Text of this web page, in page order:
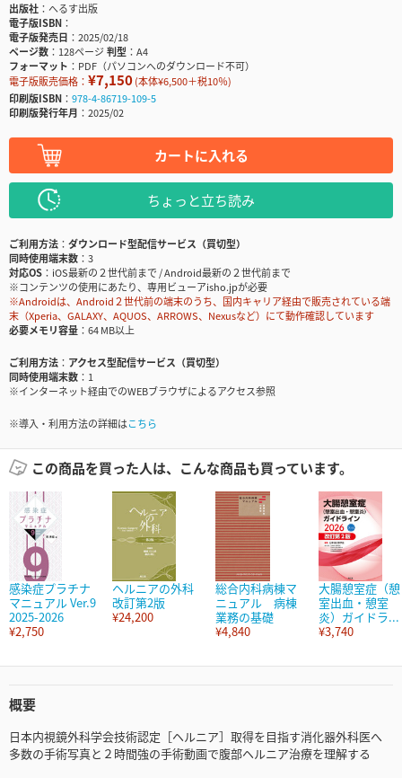
出版社
へるす出版
電子版ISBN
電子版発売日
2025/02/18
ページ数
128ページ判型
A4
フォーマット
PDF（パソコンへのダウンロード不可）
電子版販売価格： ¥7,150(本体¥6,500＋税10％)
印刷版ISBN
978-4-86719-109-5
印刷版発行年月
2025/02
カートに入れる
ちょっと立ち読み
ご利用方法
ダウンロード型配信サービス（買切型）
同時使用端末数
3
対応OS
iOS最新の２世代前まで / Android最新の２世代前まで
※コンテンツの使用にあたり、専用ビューアisho.jpが必要
※Androidは、Android２世代前の端末のうち、国内キャリア経由で販売されている端
末（Xperia、GALAXY、AQUOS、ARROWS、Nexusなど）にて動作確認しています
必要メモリ容量
64 MB以上
ご利用方法
アクセス型配信サービス（買切型）
同時使用端末数
1
※インターネット経由でのWEBブラウザによるアクセス参照
※導入・利用方法の詳細はこちら
この商品を買った人は、こんな商品も買っています。
感染症プラチナ
マニュアル Ver.9
2025-2026
¥2,750
ヘルニアの外科
改訂第2版
¥24,200
総合内科病棟マ
ニュアル 病棟
業務の基礎
¥4,840
大腸憩室症（憩
室出血・憩室
炎）ガイドラ...
¥3,740
概要
日本内視鏡外科学会技術認定［ヘルニア］取得を目指す消化器外科医へ
多数の手術写真と２時間強の手術動画で腹部ヘルニア治療を理解する